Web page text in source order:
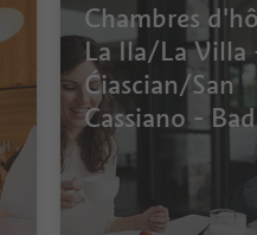
Chambres
La Ila/La Villa
Ćiascian/San
Cassiano -